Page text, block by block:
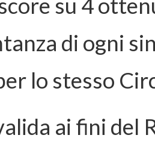
su 4
di ogni
lo stesso
ai fini del